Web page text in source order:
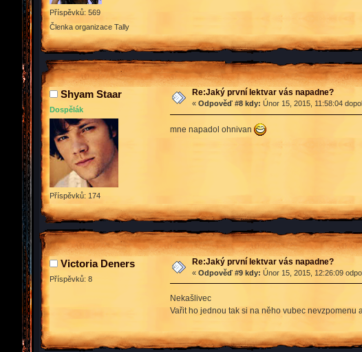
Příspěvků: 569
Členka organizace Tally
Shyam Staar
Dospělák
Příspěvků: 174
Re:Jaký první lektvar vás napadne?
« Odpověď #8 kdy: Únor 15, 2015, 11:58:04
mne napadol ohnivan
Victoria Deners
Příspěvků: 8
Re:Jaký první lektvar vás napadne?
« Odpověď #9 kdy: Únor 15, 2015, 12:26:09
Nekašlivec
Vařit ho jednou tak si na něho vubec nevzpomenu